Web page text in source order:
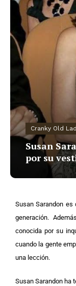
Cranky Old
Susan
por su
Susan Sarandon
generación.
conocida por su
cuando la gente
una lección.
Susan Sarandon ha